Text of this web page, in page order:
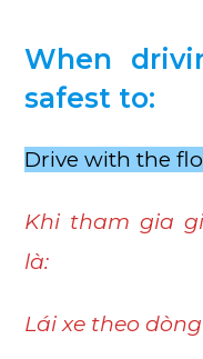
When
safest to:
Drive with the
Khi tham gia
là:
Lái xe theo